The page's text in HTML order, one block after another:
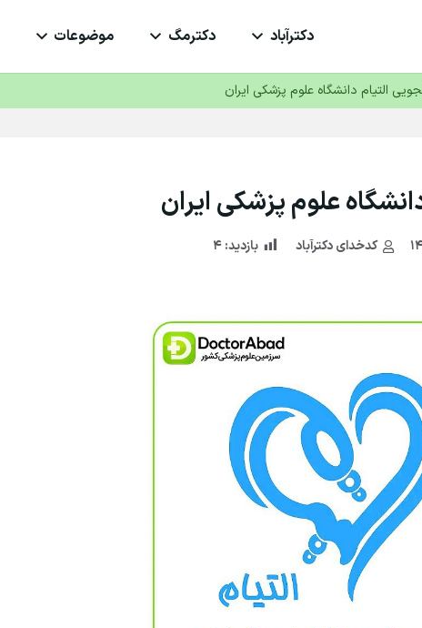
دکترآباد دکترمگ موضوعات
التیام دانشگاه علوم پزشکی ایران
علوم پزشکی ایران
کدخدای دکترآباد بازدید:۴